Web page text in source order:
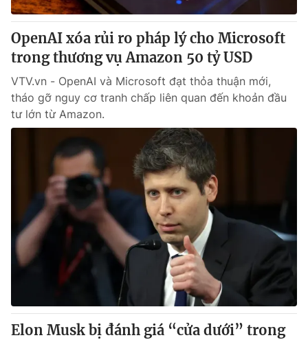
OpenAI xóa rủi ro pháp lý cho Microsoft
trong thương vụ Amazon 50 tỷ USD
VTV.vn - OpenAI và Microsoft đạt thỏa thuận mới,
tháo gỡ nguy cơ tranh chấp liên quan đến khoản đầu
tư lớn từ Amazon.
Elon Musk bị đánh giá “cửa dưới” trong